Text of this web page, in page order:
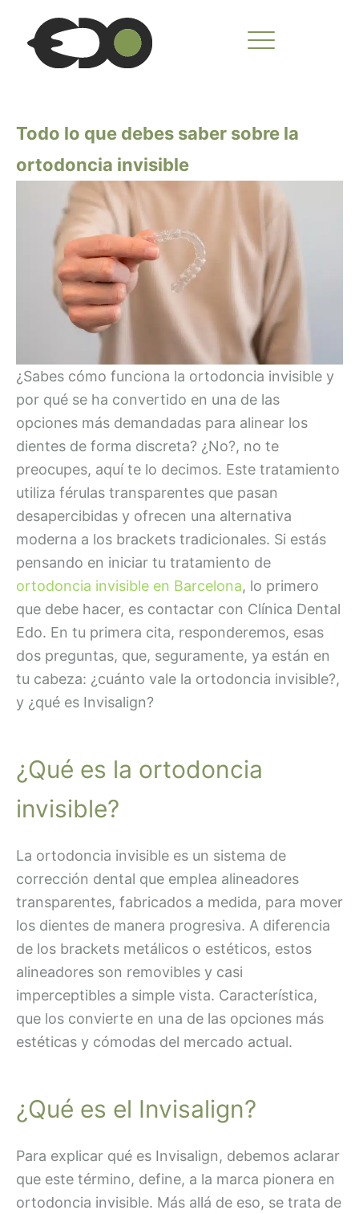
contenido
Todo lo que debes saber sobre la
ortodoncia invisible
¿Sabes cómo funciona la ortodoncia invisible y
por qué se ha convertido en una de las
opciones más demandadas para alinear los
dientes de forma discreta? ¿No?, no te
preocupes, aquí te lo decimos. Este tratamiento
utiliza férulas transparentes que pasan
desapercibidas y ofrecen una alternativa
moderna a los brackets tradicionales. Si estás
pensando en iniciar tu tratamiento de
ortodoncia invisible en Barcelona, lo primero
que debe hacer, es contactar con Clínica Dental
Edo. En tu primera cita, responderemos, esas
dos preguntas, que, seguramente, ya están en
tu cabeza: ¿cuánto vale la ortodoncia invisible?,
y ¿qué es Invisalign?
¿Qué es la ortodoncia
invisible?
La ortodoncia invisible es un sistema de
corrección dental que emplea alineadores
transparentes, fabricados a medida, para mover
los dientes de manera progresiva. A diferencia
de los brackets metálicos o estéticos, estos
alineadores son removibles y casi
imperceptibles a simple vista. Característica,
que los convierte en una de las opciones más
estéticas y cómodas del mercado actual.
¿Qué es el Invisalign?
Para explicar qué es Invisalign, debemos aclarar
que este término, define, a la marca pionera en
ortodoncia invisible. Más allá de eso, se trata de